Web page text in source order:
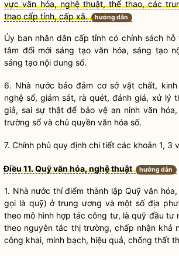
vực văn hóa, nghệ thuật, thể thao, các
thao cấp tỉnh, cấp xã.
hướng dẫn
Ủy ban nhân dân cấp tỉnh có chính sáchhỗ
tâm đổi mới sáng tạo văn hóa, sáng tạo
sáng tạo nội dung số.
6. Nhà nước bảo đảm cơ sở vật chất,
nghệ số, giám sát, rà quét, đánh giá, xử lý
giả, sai sự thật để bảo vệ an ninh văn
trường số và chủ quyền văn hóa số.
7. Chính phủ quy định chi tiết các khoản 1, 3
Điều 11. Quỹ văn hóa, nghệ thuật hướng dẫn
1. Nhà nước thí điểm thành lập Quỹ văn
gọi là quỹ) ở trung ương và một số địa
theo mô hình hợp tác công tư, là quỹ đầu tư
theo nguyên tắc thị trường, chấp nhận khả
công khai, minh bạch, hiệu quả, chống thất